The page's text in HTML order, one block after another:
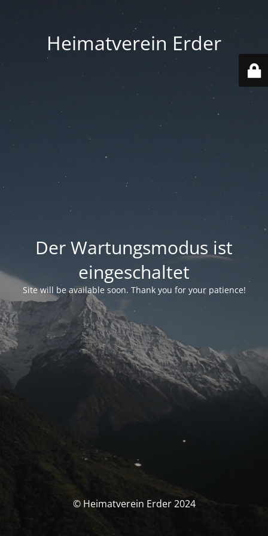
Heimatverein Erder
Der Wartungsmodus ist
eingeschaltet
Site will be available soon. Thank you for your patience!
© Heimatverein Erder 2024